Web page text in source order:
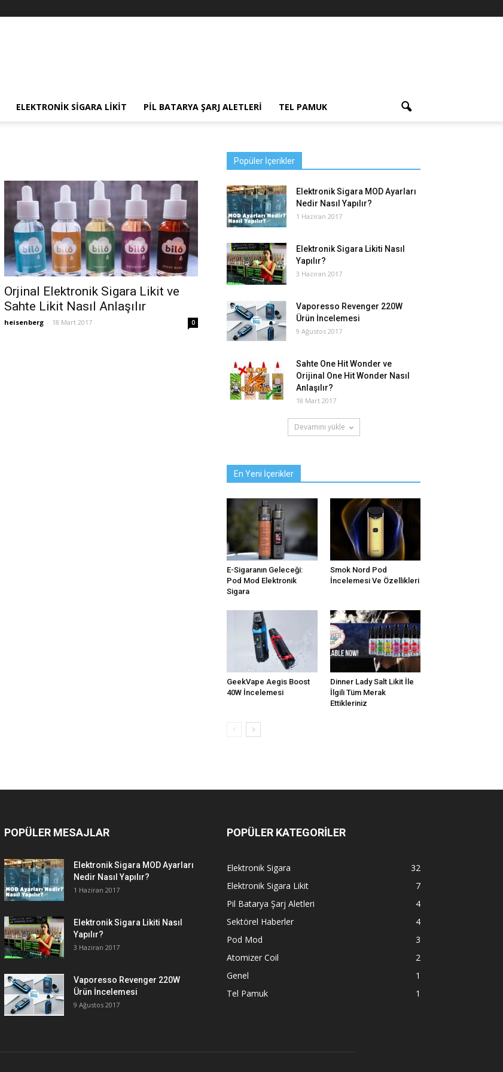
ELEKTRONIK SIGARA LIKIT PIL BATARYA ŞARJ ALETLERI TEL PAMUK
Orjinal Elektronik Sigara Likit ve
Sahte Likit Nasıl Anlaşılır
heisenberg - 18 Mart 2017 0
Popüler İçerikler
Elektronik Sigara MOD Ayarları
Nedir Nasıl Yapılır?
1 Haziran 2017
Elektronik Sigara Likiti Nasıl
Yapılır?
3 Haziran 2017
Vaporesso Revenger 220W
Ürün İncelemesi
9 Ağustos 2017
Sahte One Hit Wonder ve
Orijinal One Hit Wonder Nasıl
Anlaşılır?
18 Mart 2017
Devamını yükle
En Yeni İçerikler
E-Sigaranın Geleceği:
Pod Mod Elektronik
Sigara
Smok Nord Pod
İncelemesi Ve Özellikleri
GeekVape Aegis Boost
40W İncelemesi
Dinner Lady Salt Likit İle
İlgili Tüm Merak
Ettikleriniz
POPÜLER MESAJLAR
Elektronik Sigara MOD Ayarları
Nedir Nasıl Yapılır?
1 Haziran 2017
Elektronik Sigara Likiti Nasıl
Yapılır?
3 Haziran 2017
Vaporesso Revenger 220W
Ürün İncelemesi
9 Ağustos 2017
POPÜLER KATEGORİLER
Elektronik Sigara
32
Elektronik Sigara Likit
7
Pil Batarya Şarj Aletleri
4
Sektörel Haberler
4
Pod Mod
3
Atomizer Coil
2
Genel
1
Tel Pamuk
1